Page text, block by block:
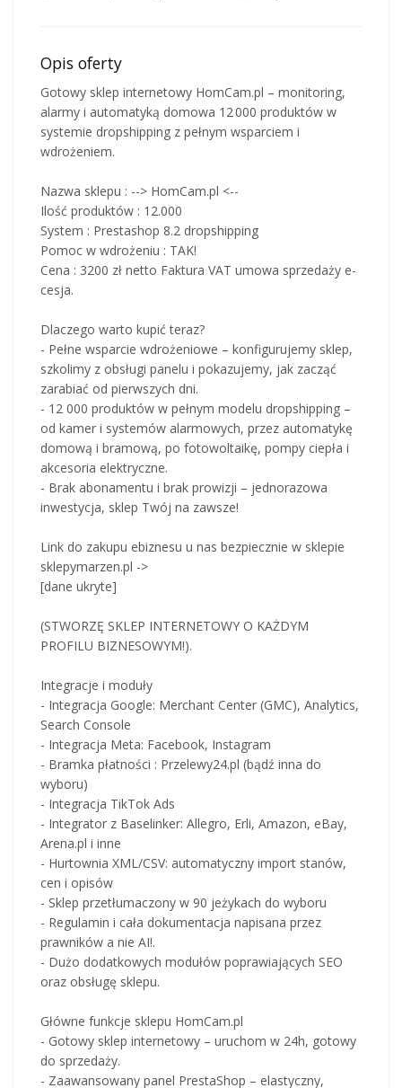
Opis oferty
Gotowy sklep internetowy HomCam.pl – monitoring,
alarmy i automatyką domowa 12 000 produktów w
systemie dropshipping z pełnym wsparciem i
wdrożeniem.
Nazwa sklepu : --> HomCam.pl <--
Ilość produktów : 12.000
System : Prestashop 8.2 dropshipping
Pomoc w wdrożeniu : TAK!
Cena : 3200 zł netto Faktura VAT umowa sprzedaży e-
cesja.
Dlaczego warto kupić teraz?
- Pełne wsparcie wdrożeniowe – konfigurujemy sklep,
szkolimy z obsługi panelu i pokazujemy, jak zacząć
zarabiać od pierwszych dni.
- 12 000 produktów w pełnym modelu dropshipping –
od kamer i systemów alarmowych, przez automatykę
domową i bramową, po fotowoltaikę, pompy ciepła i
akcesoria elektryczne.
- Brak abonamentu i brak prowizji – jednorazowa
inwestycja, sklep Twój na zawsze!
Link do zakupu ebiznesu u nas bezpiecznie w sklepie
sklepymarzen.pl ->
[dane ukryte]
(STWORZĘ SKLEP INTERNETOWY O KAŻDYM
PROFILU BIZNESOWYM!).
Integracje i moduły
- Integracja Google: Merchant Center (GMC), Analytics,
Search Console
- Integracja Meta: Facebook, Instagram
- Bramka płatności : Przelewy24.pl (bądź inna do
wyboru)
- Integracja TikTok Ads
- Integrator z Baselinker: Allegro, Erli, Amazon, eBay,
Arena.pl i inne
- Hurtownia XML/CSV: automatyczny import stanów,
cen i opisów
- Sklep przetłumaczony w 90 jeżykach do wyboru
- Regulamin i cała dokumentacja napisana przez
prawników a nie AI!.
- Dużo dodatkowych modułów poprawiających SEO
oraz obsługę sklepu.
Główne funkcje sklepu HomCam.pl
- Gotowy sklep internetowy – uruchom w 24h, gotowy
do sprzedaży.
- Zaawansowany panel PrestaShop – elastyczny,